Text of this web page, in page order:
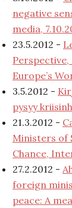
negative
media,
23.5.2012 -
Europe’s
3.5.2012 -
pysyy
21.3.2012 -
Ministers of
Chance,
27.2.2012 -
foreign
peace: A